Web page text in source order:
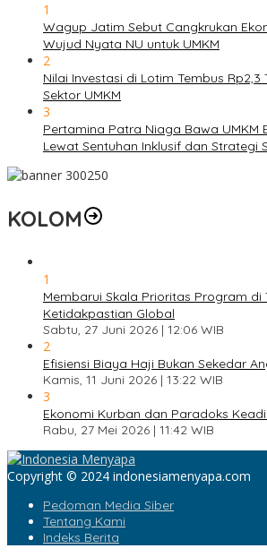
1
Wagup Jatim Sebut Cangkrukan
Wujud Nyata NU untuk UMKM
2
Nilai Investasi di Lotim Tembus Rp2,3
Sektor UMKM
3
Pertamina Patra Niaga Bawa UMKM
Lewat Sentuhan Inklusif dan Strategi
KOLOM
1
Membarui Skala Prioritas Program di
Ketidakpastian Global
Sabtu, 27 Juni 2026 | 12:06 WIB
2
Efisiensi Biaya Haji Bukan Sekedar
Kamis, 11 Juni 2026 | 13:22 WIB
3
Ekonomi Kurban dan Paradoks
Rabu, 27 Mei 2026 | 11:42 WIB
Copyright © 2024 indonesiamenyapa.com
Pedoman Media Siber
Tentang Kami
Indeks Berita